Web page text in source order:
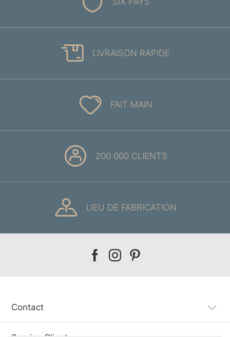
LIVRAISON RAPIDE
FAIT MAIN
200 000 CLIENTS
LIEU DE FABRICATION
Our
Our
Our
Contact